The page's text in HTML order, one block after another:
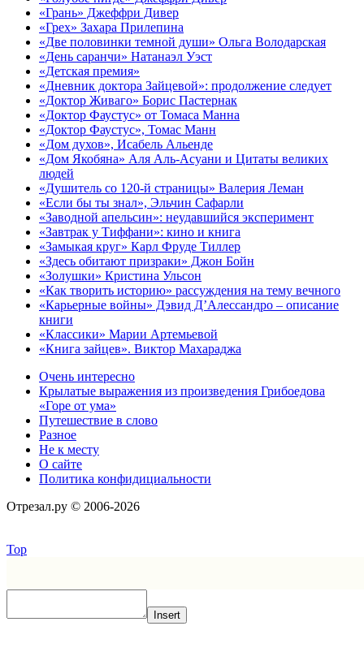
«Грань» Джеффри Дивер
«Грех» Захара Прилепина
«Две половинки темной души» Ольга Володарская
«День саранчи» Натанаэл Уэст
«Детская премия»
«Дневник доктора Зайцевой»: продолжение следует
«Доктор Живаго» Борис Пастернак
«Доктор Фаустус» от Томаса Манна
«Доктор Фаустус», Томас Манн
«Дом духов», Исабель Альенде
«Дом Якобяна» Аля Аль-Асуани и Цитаты великих
людей
«Душитель со 120-й страницы» Валерия Леман
«Если бы ты знал», Эльчин Сафарли
«Заводной апельсин»: неудавшийся эксперимент
«Завтрак у Тиффани»: кино и книга
«Замыкая круг» Карл Фруде Тиллер
«Здесь обитают призраки» Джон Бойн
«Золушки» Кристина Ульсон
«Как творить историю» рассуждения на тему вечного
«Карьерные войны» Дэвид Д’Алессандро – описание
книги
«Классики» Марии Артемьевой
«Книга зайцев». Виктор Махараджа
Очень интересно
Крылатые выражения из произведения Грибоедова
«Горе от ума»
Путешествие в слово
Разное
Не к месту
О сайте
Политика конфидициальности
Отрезал.ру © 2006-2026
Top
Insert